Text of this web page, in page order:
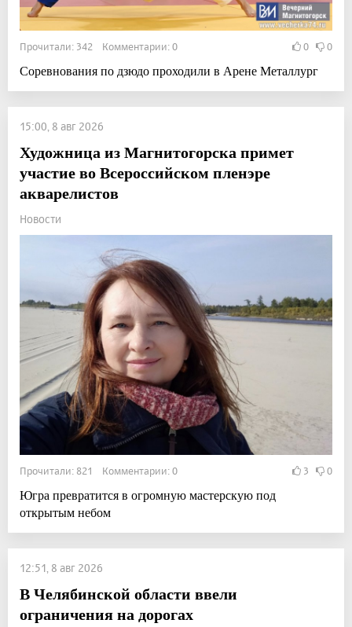
Прочитали: 342 Комментарии: 0 0 0
Соревнования по дзюдо проходили в Арене Металлург
15:00, 8 авг 2026
Художница из Магнитогорска примет
участие во Всероссийском пленэре
акварелистов
Новости
Прочитали: 821 Комментарии: 0 3 0
Югра превратится в огромную мастерскую под
открытым небом
12:51, 8 авг 2026
В Челябинской области ввели
ограничения на дорогах